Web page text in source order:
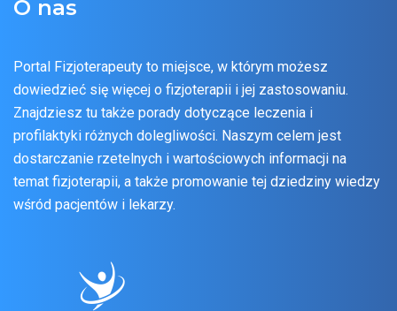
O nas
Portal Fizjoterapeuty to miejsce, w którym możesz
dowiedzieć się więcej o fizjoterapii i jej zastosowaniu.
Znajdziesz tu także porady dotyczące leczenia i
profilaktyki różnych dolegliwości. Naszym celem jest
dostarczanie rzetelnych i wartościowych informacji na
temat fizjoterapii, a także promowanie tej dziedziny wiedzy
wśród pacjentów i lekarzy.